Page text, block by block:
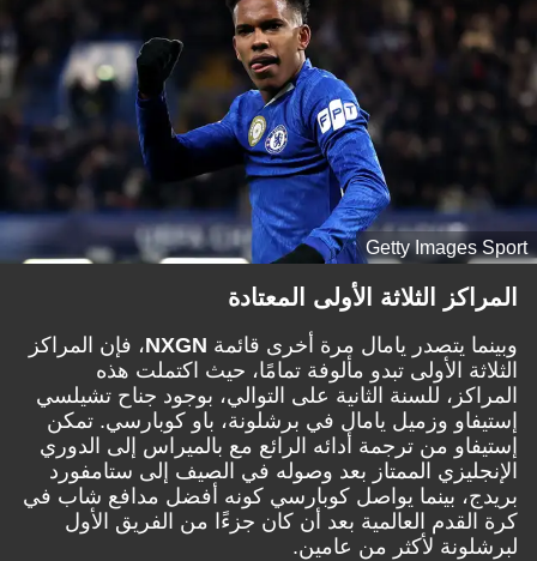
Getty Images Sport
المراكز الثلاثة الأولى المعتادة
وبينما يتصدر يامال مرة أخرى قائمة NXGN، فإن المراكز
الثلاثة الأولى تبدو مألوفة تمامًا، حيث اكتملت هذه
المراكز، للسنة الثانية على التوالي، بوجود جناح تشيلسي
إستيفاو وزميل يامال في برشلونة، باو كوبارسي. تمكن
إستيفاو من ترجمة أدائه الرائع مع بالميراس إلى الدوري
الإنجليزي الممتاز بعد وصوله في الصيف إلى ستامفورد
بريدج، بينما يواصل كوبارسي كونه أفضل مدافع شاب في
كرة القدم العالمية بعد أن كان جزءًا من الفريق الأول
لبرشلونة لأكثر من عامين.